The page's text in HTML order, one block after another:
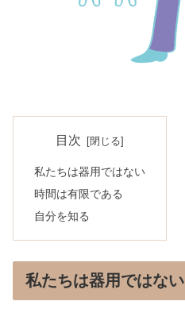
目次
私たちは器用ではない
時間は有限である
自分を知る
私たちは器用ではない